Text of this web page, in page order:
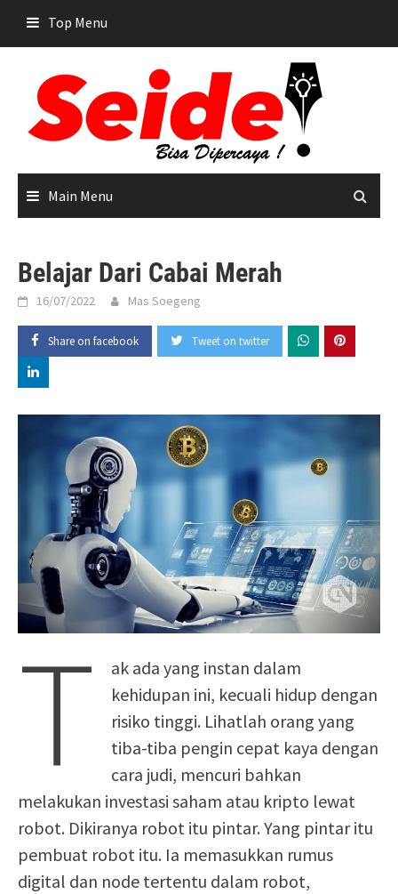
content
Top Menu
Main Menu
Belajar Dari Cabai Merah
16/07/2022 Mas Soegeng
Share on facebook Tweet on twitter
T
ak ada yang instan dalam
kehidupan ini, kecuali hidup dengan
risiko tinggi. Lihatlah orang yang
tiba-tiba pengin cepat kaya dengan
cara judi, mencuri bahkan
melakukan investasi saham atau kripto lewat
robot. Dikiranya robot itu pintar. Yang pintar itu
pembuat robot itu. Ia memasukkan rumus
digital dan node tertentu dalam robot,